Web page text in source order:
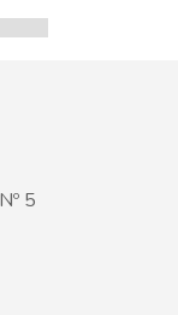
5